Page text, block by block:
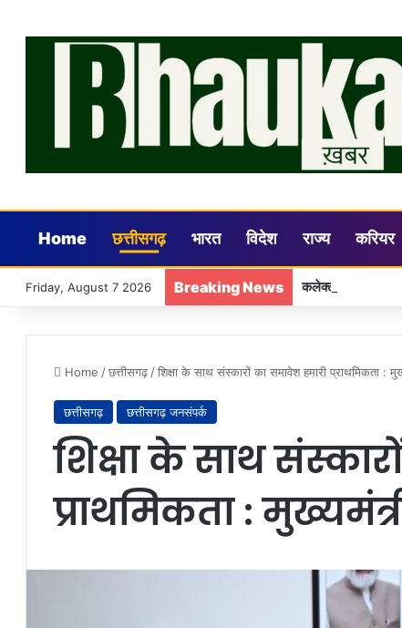
Home छत्तीसगढ़ भारत विदेश राज्य करियर
Friday, August 7 2026 Breaking News कलेक्टर डॉ. गौरव
Home / छत्तीसगढ़ / शिक्षा के साथ संस्कारों का समावेश हमारी प्राथमिकता :
छत्तीसगढ़ छत्तीसगढ़ जनसंपर्क
शिक्षा के साथ
प्राथमिकता :